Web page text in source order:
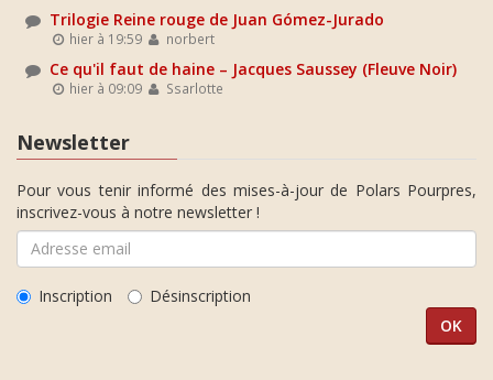
Trilogie Reine rouge de Juan Gómez-Jurado
hier à 19:59 norbert
Ce qu'il faut de haine – Jacques Saussey (Fleuve Noir)
hier à 09:09 Ssarlotte
Newsletter
Pour vous tenir informé des mises-à-jour de Polars Pourpres,
inscrivez-vous à notre newsletter !
Inscription Désinscription